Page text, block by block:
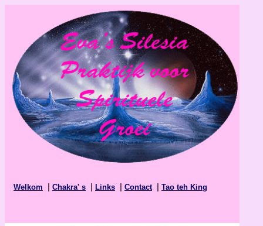
Welkom Chakra' s Links Contact| Tao teh King